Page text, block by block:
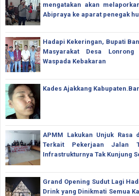
mengatakan akan
Abipraya ke aparat penegak
Hadapi Kekeringan, Bupati
Masyarakat Desa
Waspada Kebakaran
Kades Ajakkang
APMM Lakukan Unjuk Rasa
Terkait Pekerjaan Jalan
Infrastrukturnya Tak Kunjung
Grand Opening Sudut Lagi
Drink yang Dinikmati Semua